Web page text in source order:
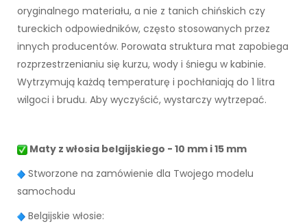
oryginalnego materiału, a nie z tanich chińskich czy
tureckich odpowiedników, często stosowanych przez
innych producentów. Porowata struktura mat zapobiega
rozprzestrzenianiu się kurzu, wody i śniegu w kabinie.
Wytrzymują każdą temperaturę i pochłaniają do 1 litra
wilgoci i brudu. Aby wyczyścić, wystarczy wytrzepać.
Maty z włosia belgijskiego - 10 mm i 15 mm
Stworzone na zamówienie dla Twojego modelu
samochodu
Belgijskie włosie: